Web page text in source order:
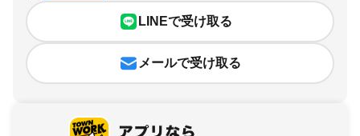
LINEで受け取る
メールで受け取る